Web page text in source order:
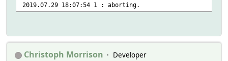
2019.07.29 18:07:54 1 : aborting.
Christoph Morrison
Developer